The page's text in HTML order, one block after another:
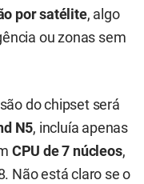
por satélite, algo
ou zonas sem
do chipset será
N5, incluía apenas
CPU de 7 núcleos,
Não está claro se o